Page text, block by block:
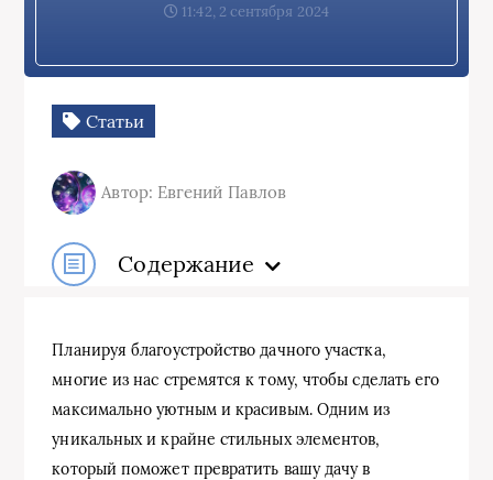
11:42, 2 сентября 2024
Статьи
Автор: Евгений Павлов
Содержание
Планируя благоустройство дачного участка,
многие из нас стремятся к тому, чтобы сделать его
максимально уютным и красивым. Одним из
уникальных и крайне стильных элементов,
который поможет превратить вашу дачу в